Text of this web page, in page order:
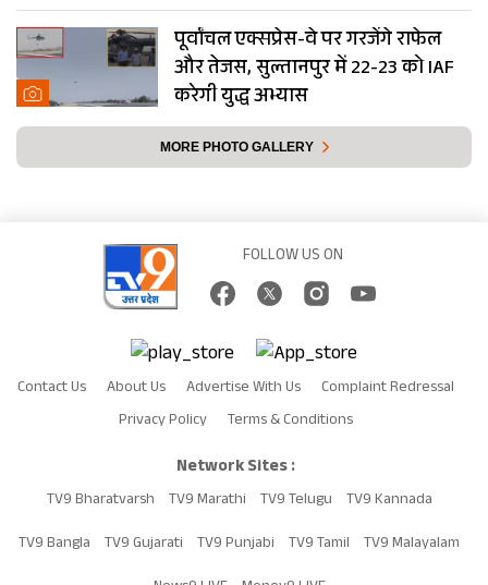
पूर्वांचल एक्सप्रेस-वे पर गरजेंगे राफेल
और तेजस, सुल्तानपुर में 22-23 को IAF
करेगी युद्ध अभ्यास
MORE PHOTO GALLERY
FOLLOW US ON
Contact Us About Us Advertise With Us
Complaint Redressal
Privacy Policy
Terms & Conditions
Network Sites :
TV9 Bharatvarsh TV9 Marathi TV9 Telugu TV9 Kannada
TV9 Bangla TV9 Gujarati TV9 Punjabi TV9 Tamil TV9 Malayalam